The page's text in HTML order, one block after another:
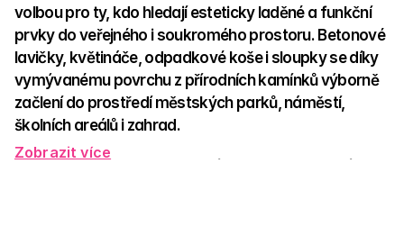
volbou pro ty, kdo hledají esteticky laděné a funkční
prvky do veřejného i soukromého prostoru. Betonové
lavičky, květináče, odpadkové koše i sloupky se díky
vymývanému povrchu z přírodních kamínků výborně
začlení do prostředí městských parků, náměstí,
školních areálů i zahrad.
Vyznačují se vysokou odolností vůči povětrnostním vlivům,
Zobrazit více